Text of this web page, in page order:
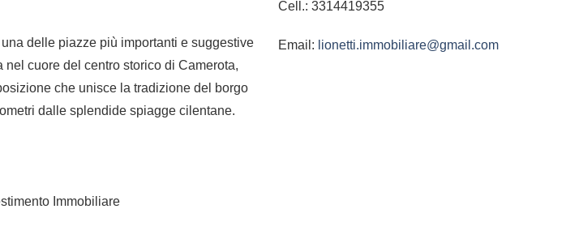
delle piazze più importanti e suggestive
cuore del centro storico di Camerota,
che unisce la tradizione del borgo
dalle splendide spiagge cilentane.
Immobiliare
Cell.: 3314419355
Email: lionetti.immobiliare@gmail.com